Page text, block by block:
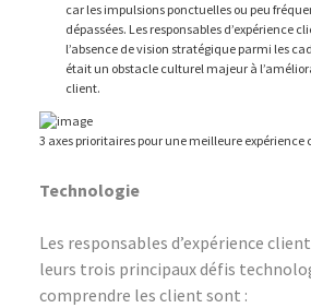
car les impulsions ponctuelles ou peu
dépassées. Les responsables d’expérience
l’absence de vision stratégique parmi les
était un obstacle culturel majeur à
client.
3 axes prioritaires pour une meilleure expérience
Technologie
Les responsables d’expérience
leurs trois principaux défis
comprendre les client sont :